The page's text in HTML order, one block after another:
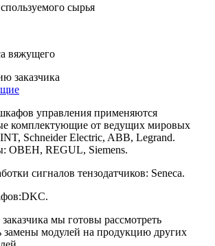
сырья
вяжущего
заказчика
управления применяются
комплектующие от ведущих мировых
Schneider Electric, ABB, Legrand.
ОВЕН, REGUL, Siemens.
сигналов тензодатчиков: Seneca.
мы готовы рассмотреть
замены модулей на продукцию других